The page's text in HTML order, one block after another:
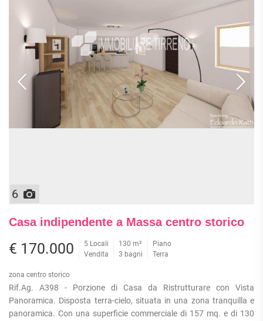
RUSTICI E
CASALI
ALLA
METROPOLITANA
VILLETTE
A
SCHIERA
6
Casa indipendente a Massa centro storico
€ 170.000
5 Locali
Vendita
130 m²
3 bagni
Piano
Terra
zona centro storico
Rif.Ag. A398 - Porzione di Casa da Ristrutturare con Vista
Panoramica. Disposta terra-cielo, situata in una zona tranquilla e
panoramica. Con una superficie commerciale di 157 mq. e di 130